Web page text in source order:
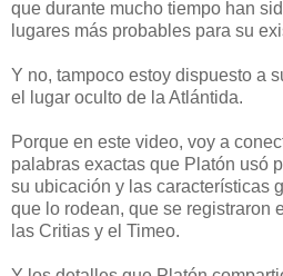
que durante mucho tiempo han
lugares más probables para su
Y no, tampoco estoy dispuesto a
el lugar oculto de la Atlántida.
Porque en este video, voy a
palabras exactas que Platón usó
su ubicación y las características
que lo rodean, que se registraron
las Critias y el Timeo.